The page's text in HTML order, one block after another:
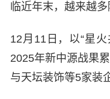
临近年末，越来越
12月11日，以“星
2025年新中源战果
与天坛装饰等5家装